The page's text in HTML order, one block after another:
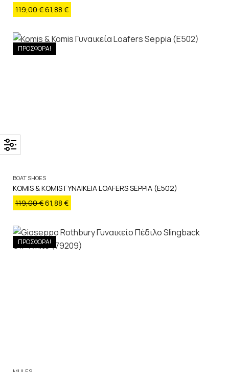
119,00€61,88 €
ΠΡΟΣΦΟΡΑ!
BOAT SHOES
KOMIS & KOMIS ΓΥΝΑΙΚΕΙΑ LOAFERS SEPPIA (E502)
119,00€61,88 €
ΠΡΟΣΦΟΡΑ!